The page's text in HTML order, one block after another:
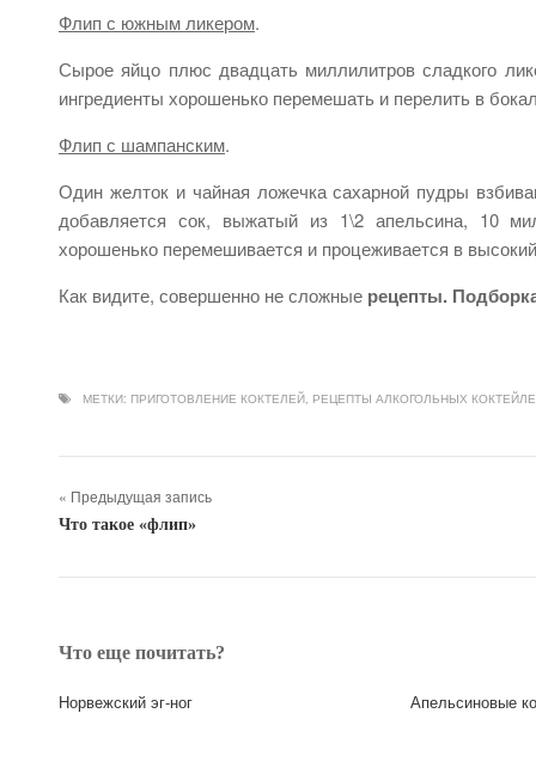
Флип с южным ликером.
Сырое яйцо плюс двадцать миллилитров сладкого
ингредиенты хорошенько перемешать и перелить в
Флип с шампанским.
Один желток и чайная ложечка сахарной пудры
добавляется сок, выжатый из 1\2 апельсина, 10
хорошенько перемешивается и процеживается в
Как видите, совершенно не сложные рецепты.
МЕТКИ: ПРИГОТОВЛЕНИЕ КОКТЕЛЕЙ, РЕЦЕПТЫ АЛКОГОЛЬНЫХ
« Предыдущая запись
Что такое «флип»
Что еще почитать?
Норвежский эг-ног Апельсиновые